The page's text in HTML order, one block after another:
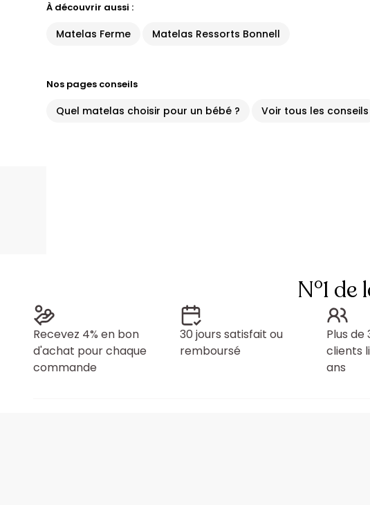
À découvrir aussi :
Matelas Ferme Matelas Ressorts Bonnell
Nos pages conseils
Quel matelas choisir pour un bébé ? Voir tous les conseils
N°1
Recevez 4% en bon
d'achat pour chaque
commande
30 jours satisfait ou
remboursé
Plus de
clients
ans